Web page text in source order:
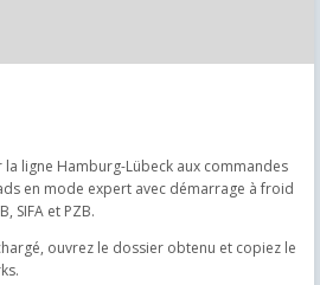
ligne Hamburg-Lübeck aux commandes
en mode expert avec démarrage à froid
SIFA et PZB.
ouvrez le dossier obtenu et copiez le